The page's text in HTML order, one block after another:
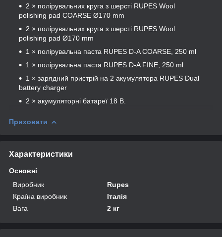
2 × полірувальних круга з шерсті RUPES Wool
polishing pad COARSE Ø170 mm
2 × полірувальних круга з шерсті RUPES Wool
polishing pad Ø170 mm
1 × полірувальна паста RUPES D-A COARSE, 250 ml
1 × полірувальна паста RUPES D-A FINE, 250 ml
1 × зарядний пристрій на 2 акумулятора RUPES Dual
battery charger
2 × акумуляторні батареї 18 В.
Приховати
Характеристики
Основні
Виробник
Rupes
Країна виробник
Італія
Вага
2 кг